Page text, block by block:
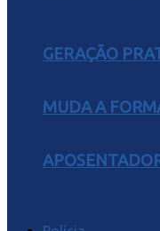
GERAÇÃO
MUDA A